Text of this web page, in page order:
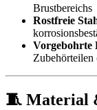
Brustbereichs
Rostfreie
Vorgebohrte
🧵 Material